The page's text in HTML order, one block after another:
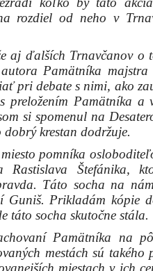
mestách sú takého
miestach v ich
história sa takéto
do okrajových častí.
že rekonštrukcia
mesta Trnava, ako
armádou.
siete, aby
rekonštrukcia by
vína. Neprešustrovalo
projektoch?“
a predseda
SZPB
WhatsApp E-mail